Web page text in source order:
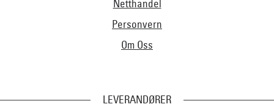
Netthandel
Personvern
Om Oss
LEVERANDØRER